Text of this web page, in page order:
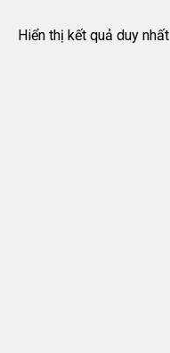
Hiển thị kết quả duy nhất